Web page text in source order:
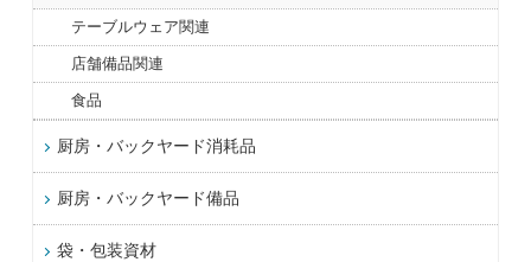
テーブルウェア関連
店舗備品関連
食品
厨房・バックヤード消耗品
厨房・バックヤード備品
袋・包装資材